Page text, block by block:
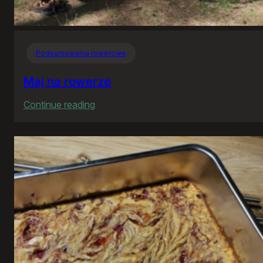
Podsumowania rowerowe
Maj na rowerze
Continue reading
na
rowerze